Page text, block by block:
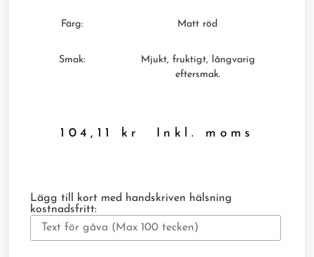
Färg: Matt röd
Smak:
Mjukt, fruktigt, långvarig
eftersmak.
104,11 kr Inkl. moms
Lägg till kort med handskriven hälsning
kostnadsfritt: